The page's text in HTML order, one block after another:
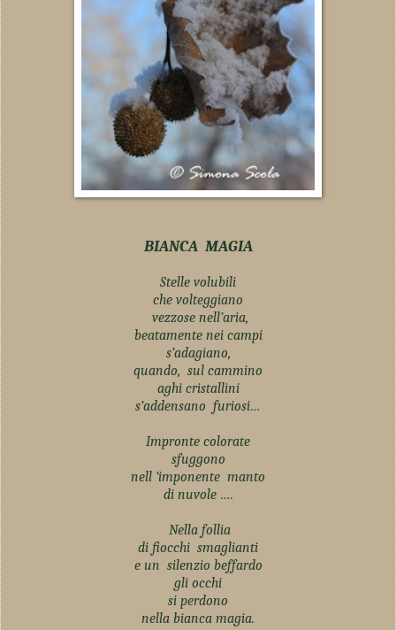
BIANCA MAGIA
Stelle volubili
che volteggiano
vezzose nell’aria,
beatamente nei campi
s’adagiano,
quando, sul cammino
aghi cristallini
s’addensano furiosi…
Impronte colorate
sfuggono
nell ‘imponente manto
di nuvole ….
Nella follia
di fiocchi smaglianti
e un silenzio beffardo
gli occhi
si perdono
nella bianca magia.